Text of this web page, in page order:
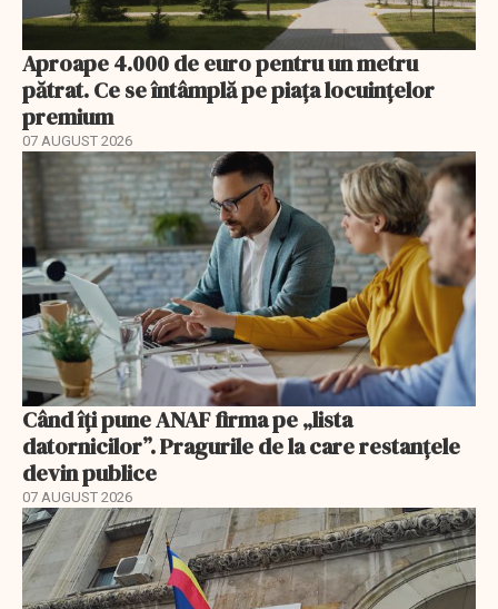
Aproape 4.000 de euro pentru un metru
pătrat. Ce se întâmplă pe piața locuințelor
premium
07 AUGUST 2026
Când îți pune ANAF firma pe „lista
datornicilor”. Pragurile de la care restanțele
devin publice
07 AUGUST 2026